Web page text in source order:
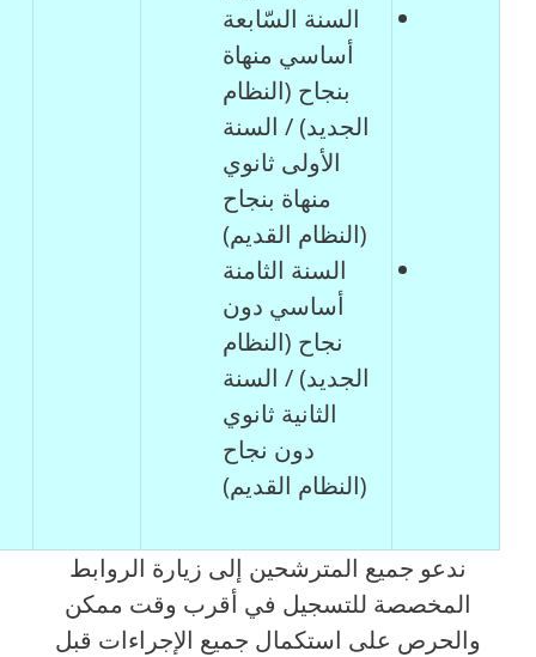
السنة السّابعة
أساسي منهاة
بنجاح (النظام
الجديد) / السنة
الأولى ثانوي
منهاة بنجاح
(النظام القديم)
السنة الثامنة
أساسي دون
نجاح (النظام
الجديد) / السنة
الثانية ثانوي
دون نجاح
(النظام القديم)
ندعو جميع المترشحين إلى زيارة الروابط
المخصصة للتسجيل في أقرب وقت ممكن
والحرص على استكمال جميع الإجراءات قبل